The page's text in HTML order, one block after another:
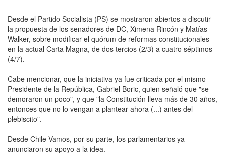
Desde el Partido Socialista (PS) se mostraron abiertos a discutir
la propuesta de los senadores de DC, Ximena Rincón y Matías
Walker, sobre modificar el quórum de reformas constitucionales
en la actual Carta Magna, de dos tercios (2/3) a cuatro séptimos
(4/7).
Cabe mencionar, que la iniciativa ya fue criticada por el mismo
Presidente de la República, Gabriel Boric, quien señaló que "se
demoraron un poco", y que "la Constitución lleva más de 30 años,
entonces que no lo vengan a plantear ahora (...) antes del
plebiscito".
Desde Chile Vamos, por su parte, los parlamentarios ya
anunciaron su apoyo a la idea.